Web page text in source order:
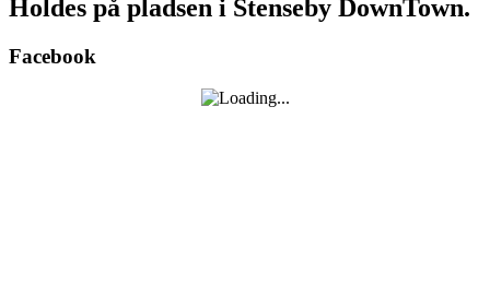
Holdes på pladsen i Stenseby DownTown.
Facebook